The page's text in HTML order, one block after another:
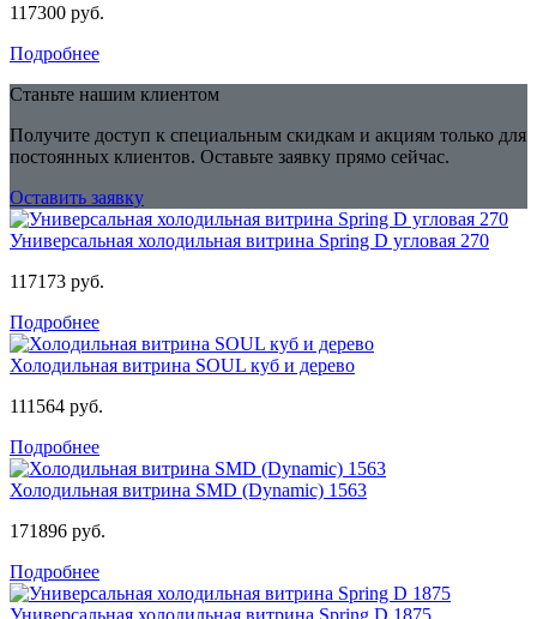
117300 руб.
Подробнее
Станьте нашим клиентом
Получите доступ к специальным скидкам и акциям только для
постоянных клиентов. Оставьте заявку прямо сейчас.
Оставить заявку
Универсальная холодильная витрина Spring D угловая 270
117173 руб.
Подробнее
Холодильная витрина SOUL куб и дерево
111564 руб.
Подробнее
Холодильная витрина SMD (Dynamic) 1563
171896 руб.
Подробнее
Универсальная холодильная витрина Spring D 1875